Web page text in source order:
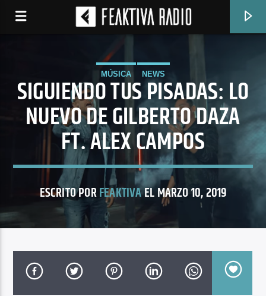
MÁS ALLÁ (LETRA)
ONELL DIAZ, FUNKY
MÚSICA NEWS
SIGUIENDO TUS PISADAS: LO
NUEVO DE GILBERTO DAZA
FT. ALEX CAMPOS
ESCRITO PORFEAKTIVAEL MARZO 10, 2019